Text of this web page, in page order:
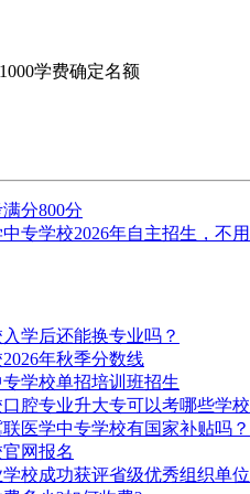
学费确定名额
分800分
专学校2026年自主招生，不
学后还能换专业吗？
年秋季分数线
学校单招培训班招生
腔专业升大专可以考哪些学校
医学中专学校有国家补贴吗？
网报名
校成功获评省级优秀组织单位